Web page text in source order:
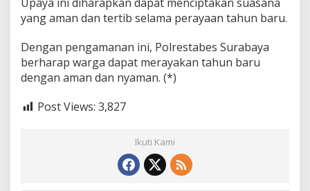
yang aman dan tertib selama perayaan tahun baru.
Dengan pengamanan ini, Polrestabes Surabaya
berharap warga dapat merayakan tahun baru
dengan aman dan nyaman. (*)
Post Views: 3,827
Ikuti Kami